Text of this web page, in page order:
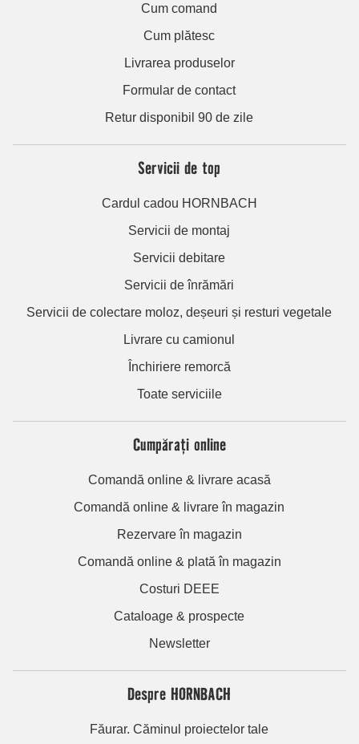
Cum comand
Cum plătesc
Livrarea produselor
Formular de contact
Retur disponibil 90 de zile
Servicii de top
Cardul cadou HORNBACH
Servicii de montaj
Servicii debitare
Servicii de înrămări
Servicii de colectare moloz, deșeuri și resturi vegetale
Livrare cu camionul
Închiriere remorcă
Toate serviciile
Cumpărați online
Comandă online & livrare acasă
Comandă online & livrare în magazin
Rezervare în magazin
Comandă online & plată în magazin
Costuri DEEE
Cataloage & prospecte
Newsletter
Despre HORNBACH
Făurar. Căminul proiectelor tale